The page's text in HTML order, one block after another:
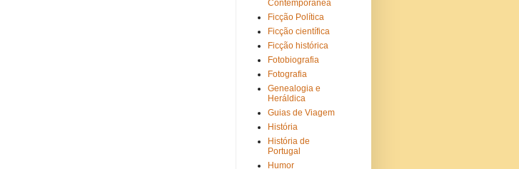
Contemporânea
Ficção Política
Ficção científica
Ficção histórica
Fotobiografia
Fotografia
Genealogia e
Heráldica
Guias de Viagem
História
História de
Portugal
Humor